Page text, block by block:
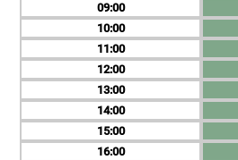
09
10
11
12
13
14
15
16